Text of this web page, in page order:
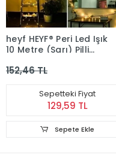
heyf HEYF® Peri Led Işık
10 Metre (Sarı) Pilli
Saçak Spot Süsleme
152,46 TL
Sepetteki Fiyat
129,59 TL
Sepete Ekle